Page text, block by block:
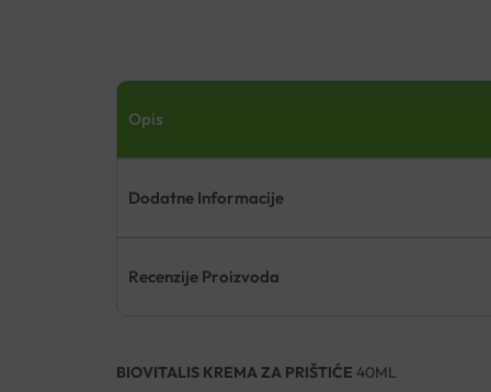
Opis
Dodatne Informacije
Recenzije Proizvoda
BIOVITALIS KREMA ZA PRIŠTIĆE 40ML